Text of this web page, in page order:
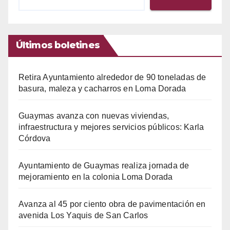
Últimos boletines
Retira Ayuntamiento alrededor de 90 toneladas de
basura, maleza y cacharros en Loma Dorada
Guaymas avanza con nuevas viviendas,
infraestructura y mejores servicios públicos: Karla
Córdova
Ayuntamiento de Guaymas realiza jornada de
mejoramiento en la colonia Loma Dorada
Avanza al 45 por ciento obra de pavimentación en
avenida Los Yaquis de San Carlos